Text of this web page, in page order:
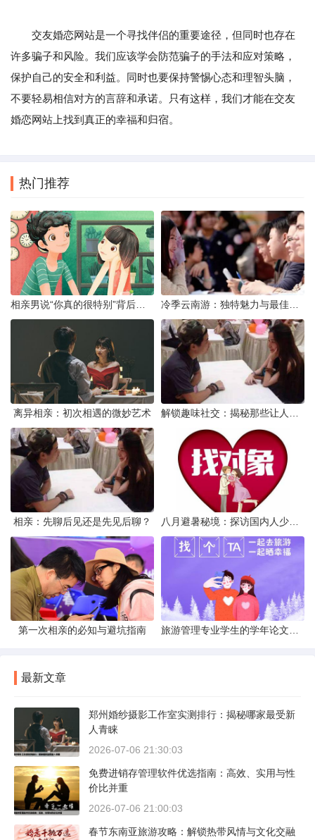
交友婚恋网站是一个寻找伴侣的重要途径，但同时也存在
许多骗子和风险。我们应该学会防范骗子的手法和应对策略，
保护自己的安全和利益。同时也要保持警惕心态和理智头脑，
不要轻易相信对方的言辞和承诺。只有这样，我们才能在交友
婚恋网站上找到真正的幸福和归宿。
热门推荐
离异相亲：初次相遇的微妙艺术
相亲：先聊后见还是先见后聊？
第一次相亲的必知与避坑指南
最新文章
郑州婚纱摄影工作室实测排行：揭秘哪家最受新
人青睐
2026-07-06 21:30:03
免费进销存管理软件优选指南：高效、实用与性
价比并重
2026-07-06 21:00:03
春节东南亚旅游攻略：解锁热带风情与文化交融